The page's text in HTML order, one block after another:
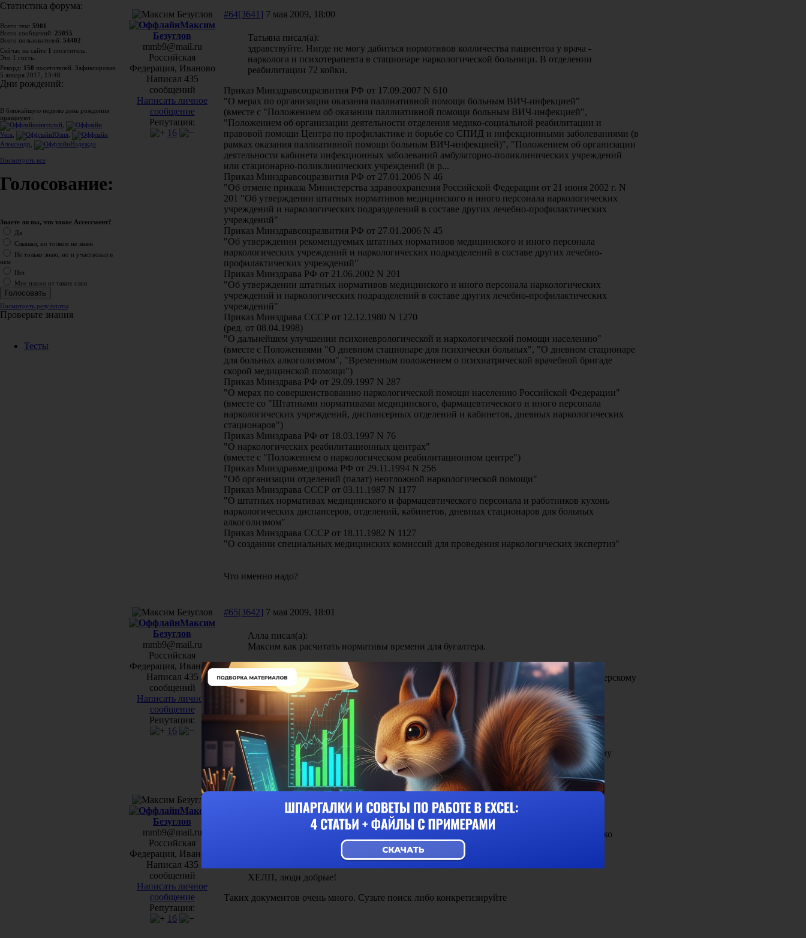
Статистика форума:
Всего тем: 5901
Всего сообщений: 25055
Всего пользователей: 54402
Сейчас на сайте 1 посетитель.
Это 1 гость.
Рекорд: 150 посетителей. Зафиксирован
5 января 2017, 13:48
Дни рождений:
В ближайшую неделю день рождения
празднуют:
анатолий
Vera
Юлия
Александр
Надежда
Посмотреть все
Голосование:
Знаете ли вы, что такое Ассессмент?
Да
Слышал, но толком не знаю
Не только знаю, но и участвовал в
нем
Нет
Мне плохо от таких слов
Посмотреть результаты
Проверьте знания
Тесты
Максим
Безуглов
mmb9@mail.ru
Российская
Федерация, Иваново
Написал 435
сообщений
Написать личное
сообщение
Репутация:
16
#64[3641] 7 мая 2009, 18:00
Татьяна писал(а):
здравствуйте. Нигде не могу дабиться нормотивов колличества пациентоа у врача -
нарколога и психотерапевта в стационаре наркологической больници. В отделении
реабилитации 72 койки.
Приказ Минздравсоцразвития РФ от 17.09.2007 N 610
"О мерах по организации оказания паллиативной помощи больным ВИЧ-инфекцией"
(вместе с "Положением об оказании паллиативной помощи больным ВИЧ-инфекцией",
"Положением об организации деятельности отделения медико-социальной реабилитации и
правовой помощи Центра по профилактике и борьбе со СПИД и инфекционными заболеваниями (в
рамках оказания паллиативной помощи больным ВИЧ-инфекцией)", "Положением об организации
деятельности кабинета инфекционных заболеваний амбулаторно-поликлинических учреждений
или стационарно-поликлинических учреждений (в р...
Приказ Минздравсоцразвития РФ от 27.01.2006 N 46
"Об отмене приказа Министерства здравоохранения Российской Федерации от 21 июня 2002 г. N
201 "Об утверждении штатных нормативов медицинского и иного персонала наркологических
учреждений и наркологических подразделений в составе других лечебно-профилактических
учреждений"
Приказ Минздравсоцразвития РФ от 27.01.2006 N 45
"Об утверждении рекомендуемых штатных нормативов медицинского и иного персонала
наркологических учреждений и наркологических подразделений в составе других лечебно-
профилактических учреждений"
Приказ Минздрава РФ от 21.06.2002 N 201
"Об утверждении штатных нормативов медицинского и иного персонала наркологических
учреждений и наркологических подразделений в составе других лечебно-профилактических
учреждений"
Приказ Минздрава СССР от 12.12.1980 N 1270
(ред. от 08.04.1998)
"О дальнейшем улучшении психоневрологической и наркологической помощи населению"
(вместе с Положениями "О дневном стационаре для психически больных", "О дневном стационаре
для больных алкоголизмом", "Временным положением о психиатрической врачебной бригаде
скорой медицинской помощи")
Приказ Минздрава РФ от 29.09.1997 N 287
"О мерах по совершенствованию наркологической помощи населению Российской Федерации"
(вместе со "Штатными нормативами медицинского, фармацевтического и иного персонала
наркологических учреждений, диспансерных отделений и кабинетов, дневных наркологических
стационаров")
Приказ Минздрава РФ от 18.03.1997 N 76
"О наркологических реабилитационных центрах"
(вместе с "Положением о наркологическом реабилитационном центре")
Приказ Минздравмедпрома РФ от 29.11.1994 N 256
"Об организации отделений (палат) неотложной наркологической помощи"
Приказ Минздрава СССР от 03.11.1987 N 1177
"О штатных нормативах медицинского и фармацевтического персонала и работников кухонь
наркологических диспансеров, отделений, кабинетов, дневных стационаров для больных
алкоголизмом"
Приказ Минздрава СССР от 18.11.1982 N 1127
"О создании специальных медицинских комиссий для проведения наркологических экспертиз"
Что именно надо?
Максим
Безуглов
mmb9@mail.ru
Российская
Федерация, Иваново
Написал 435
сообщений
Написать личное
сообщение
Репутация:
16
#65[3642] 7 мая 2009, 18:01
Алла писал(а):
Максим как расчитать нормативы времени для бугалтера.
Постановление Минтруда РФ от 26.09.1995 N 56
"Об утверждении Межотраслевых укрупненных нормативов времени на работы по бухгалтерскому
учету и финансовой деятельности в бюджетных организациях"
"Межотраслевые укрупненные нормативы времени на работы по бухгалтерскому учету и
финансовой деятельности в бюджетных организациях"
(утв. Постановлением Минтруда РФ от 26.09.1995 N 56)
Постановление Госкомтруда СССР от 13.01.1971 N 16
"Об утверждении типовых норм времени и норм обслуживания на работы по бухгалтерскому
учету"
Максим
Безуглов
mmb9@mail.ru
Российская
Федерация, Иваново
Написал 435
сообщений
Написать личное
сообщение
Репутация:
16
7 мая 2009, 18:02
Катрин писал(а):
ДОБРЫЙ ДЕНЬ!!!! наткнулась на такой удивительный форум! МАксим, помоги! только
я не поняла, тыт все про медицину? мне нужны УНВ на ЛЮБЫЕ (как можно больше)
металлообрабатывающие и металлорежущие станки + слесарные работы.
ХЕЛП, люди добрые!
Таких документов очень много. Сузьте поиск либо конкретизируйте